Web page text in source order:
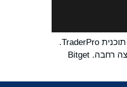
Bitget, בורסת המטבעות הקריפטוגרפים וחברת ה-Web3 המובילה בעולם, השיקה את העונה השלישית של תחרות המסחר הפופולרית שמכונה תוכנית TraderPro.
לאחר שתי עונות מוצלחות, TraderPro ביססה את עצמה כפלטפורמת מסחר מובילה, שמושכת משתמשים באופן עקבי וזוכה למשוב חיובי בתפוצה רחבה. Bitget